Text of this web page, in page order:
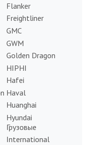
Flanker
Freightliner
GMC
GWM
Golden Dragon
HIPHI
Hafei
Haval
Huanghai
Hyundai
Грузовые
International